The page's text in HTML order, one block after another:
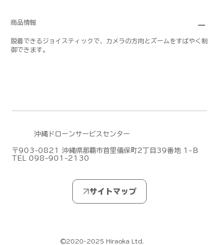
商品情報
脱着できるジョイスティックで、カメラの方向とズームをすばやく制
御できます。
©2020-2025 Hiraoka Ltd.
沖縄ドローンサービスセンター
〒903-0821 沖縄県那覇市首里儀保町2丁目39番地 1-Ｂ
TEL 098-901-2130